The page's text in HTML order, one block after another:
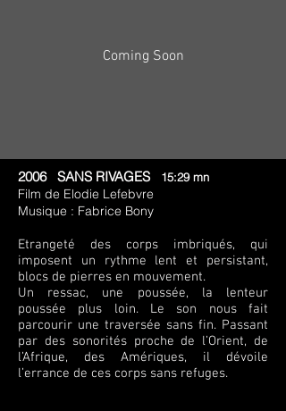
Coming Soon
2006 SANS RIVAGES 15:29 mn
Film de Elodie Lefebvre
Musique : Fabrice Bony
Etrangeté des corps imbriqués, qui
imposent un rythme lent et persistant,
blocs de pierres en mouvement.
Un ressac, une poussée, la lenteur
poussée plus loin. Le son nous fait
parcourir une traversée sans fin. Passant
par des sonorités proche de l’Orient, de
l’Afrique, des Amériques, il dévoile
l’errance de ces corps sans refuges.